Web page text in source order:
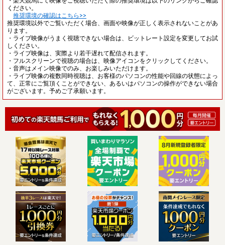
ください。
推奨環境の確認はこちら>>
推奨環境以外でご覧いただく場合、画面や映像が正しく表示されないことがあ
ります。
・ライブ映像がうまく視聴できない場合は、ビットレート設定を変更してお試
しください。
・ライブ映像は、実際より若干遅れて配信されます。
・フルスクリーンで視聴の場合は、映像アイコンをクリックしてください。
・音声はメイン映像でのみ、お楽しみいただけます。
・ライブ映像の複数同時視聴は、お客様のパソコンの性能や回線の状態によっ
て、正常にご覧頂くことができない、あるいはパソコンの操作ができない場合
がございます。予めご了承願います。